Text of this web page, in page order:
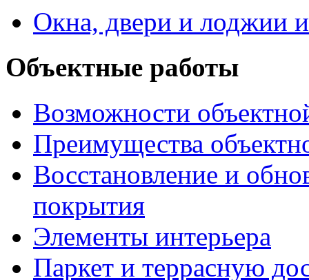
Окна, двери и лоджии
Объектные работы
Возможности
Преимущества
Восстановление и
покрытия
Элементы интерьера
Паркет и террасную